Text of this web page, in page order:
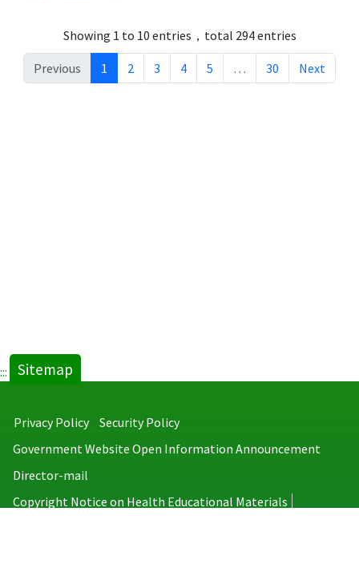
Showing 1 to 10 entries，total 294 entries
Previous 1 2 3 4 5 … 30 Next
::: Sitemap
Privacy Policy
Security Policy
Government Website Open Information Announcement
Director-mail
Copyright Notice on Health Educational Materials